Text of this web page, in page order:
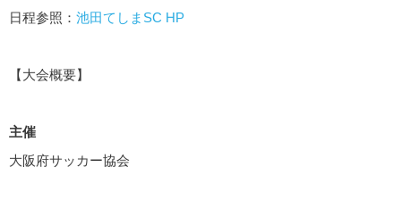
日程参照： 池田てしまSC HP
【大会概要】
主催
大阪府サッカー協会